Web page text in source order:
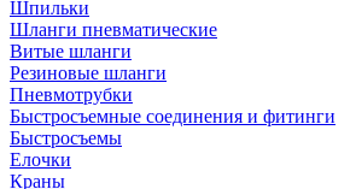
Шпильки
Шланги пневматические
Витые шланги
Резиновые шланги
Пневмотрубки
Быстросъемные соединения и фитинги
Быстросъемы
Елочки
Краны